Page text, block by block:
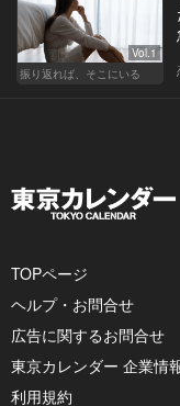
Vol.1
振り返れば、そこにいる
TOPページ
ヘルプ・お問合せ
広告に関するお問合せ
東京カレンダー 企業情
利用規約